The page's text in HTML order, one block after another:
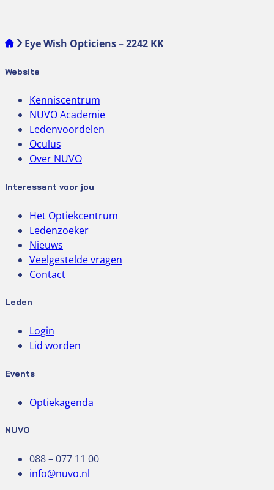
Eye Wish Opticiens – 2242 KK
Website
Kenniscentrum
NUVO Academie
Ledenvoordelen
Oculus
Over NUVO
Interessant voor jou
Het Optiekcentrum
Ledenzoeker
Nieuws
Veelgestelde vragen
Contact
Leden
Login
Lid worden
Events
Optiekagenda
NUVO
088 – 077 11 00
info@nuvo.nl